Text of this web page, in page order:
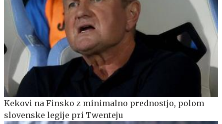
Kekovi na Finsko z minimalno prednostjo, polom
slovenske legije pri Twenteju